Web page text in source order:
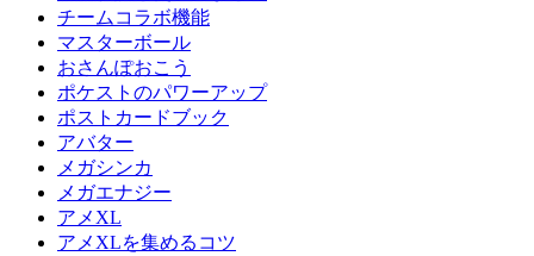
チームコラボ機能
マスターボール
おさんぽおこう
ポケストのパワーアップ
ポストカードブック
アバター
メガシンカ
メガエナジー
アメXL
アメXLを集めるコツ